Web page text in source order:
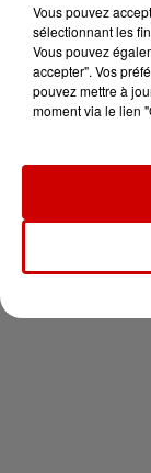
Vous pouvez
sélectionnant les
Vous pouvez
accepter". Vos
pouvez mettre à
moment via le lien